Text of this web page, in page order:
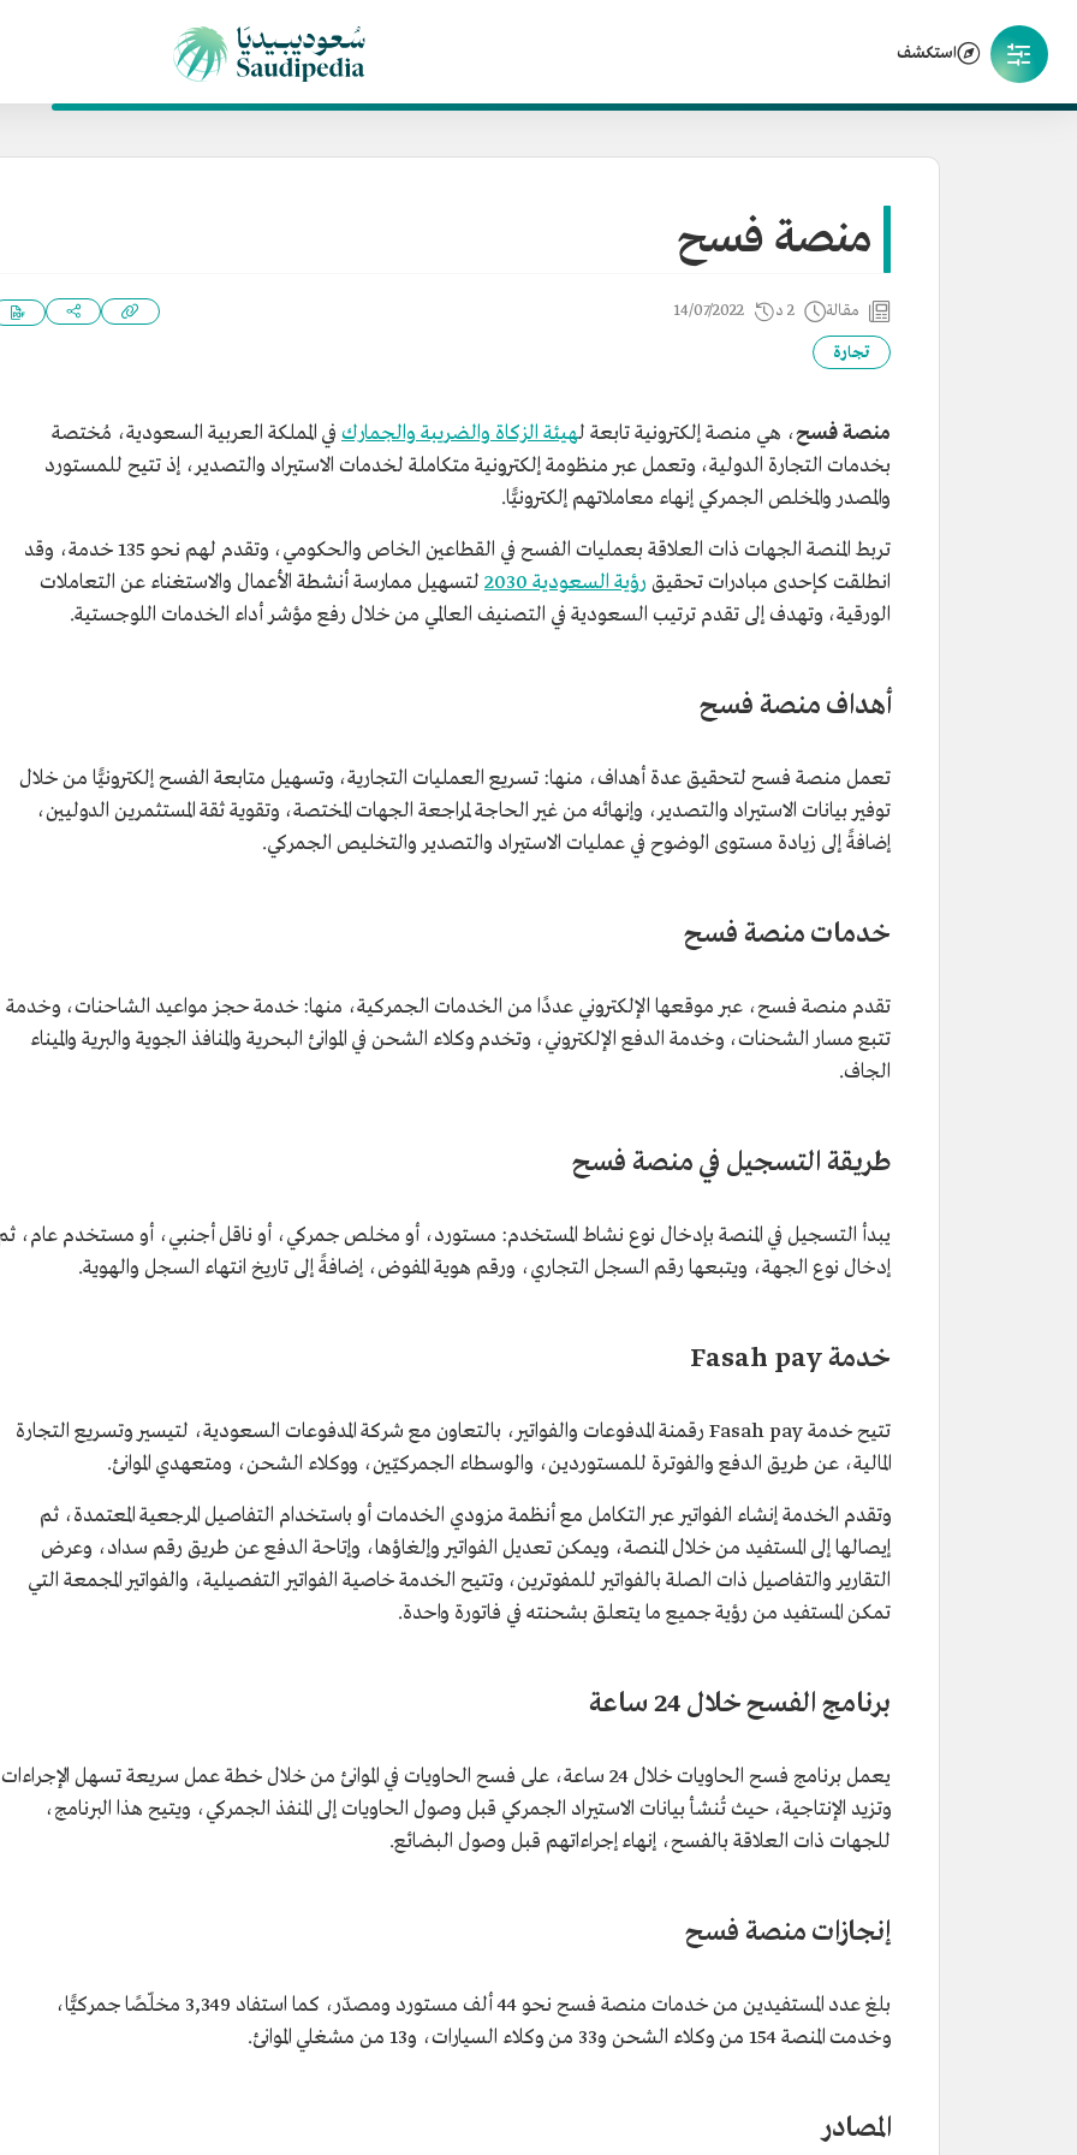
استكشف
منصة فسح
مقالة 2 د 14/07/2022
تجارة
منصة فسح، هي منصة إلكترونية تابعة لهيئة الزكاة والضريبة والجمارك في المملكة العربية السعودية، مُختصة
بخدمات التجارة الدولية، وتعمل عبر منظومة إلكترونية متكاملة لخدمات الاستيراد والتصدير، إذ تتيح للمستورد
والمصدر والمخلص الجمركي إنهاء معاملاتهم إلكترونيًّا.
تربط المنصة الجهات ذات العلاقة بعمليات الفسح في القطاعين الخاص والحكومي، وتقدم لهم نحو 135 خدمة، وقد
انطلقت كإحدى مبادرات تحقيق رؤية السعودية 2030
لتسهيل ممارسة أنشطة الأعمال والاستغناء عن التعاملات
الورقية، وتهدف إلى تقدم ترتيب السعودية في التصنيف العالمي من خلال رفع مؤشر أداء الخدمات اللوجستية.
أهداف منصة فسح
تعمل منصة فسح لتحقيق عدة أهداف، منها: تسريع العمليات التجارية، وتسهيل متابعة الفسح إلكترونيًّا من خلال
توفير بيانات الاستيراد والتصدير، وإنهائه من غير الحاجة لمراجعة الجهات المختصة، وتقوية ثقة المستثمرين الدوليين،
إضافةً إلى زيادة مستوى الوضوح في عمليات الاستيراد والتصدير والتخليص الجمركي.
خدمات منصة فسح
تقدم منصة فسح، عبر موقعها الإلكتروني عددًا من الخدمات الجمركية، منها: خدمة حجز مواعيد الشاحنات، وخدمة
تتبع مسار الشحنات، وخدمة الدفع الإلكتروني، وتخدم وكلاء الشحن في الموانئ البحرية والمنافذ الجوية والبرية والميناء
الجاف.
طريقة التسجيل في منصة فسح
يبدأ التسجيل في المنصة بإدخال نوع نشاط المستخدم: مستورد، أو مخلص جمركي، أو ناقل أجنبي، أو مستخدم عام،
إدخال نوع الجهة، ويتبعها رقم السجل التجاري، ورقم هوية المفوض، إضافةً إلى تاريخ انتهاء السجل والهوية.
خدمة Fasah pay
تتيح خدمة Fasah pay رقمنة المدفوعات والفواتير، بالتعاون مع شركة المدفوعات السعودية، لتيسير وتسريع التجارة
المالية، عن طريق الدفع والفوترة للمستوردين، والوسطاء الجمركيّين، ووكلاء الشحن، ومتعهدي الموانئ.
وتقدم الخدمة إنشاء الفواتير عبر التكامل مع أنظمة مزودي الخدمات أو باستخدام التفاصيل المرجعية المعتمدة، ثم
إيصالها إلى المستفيد من خلال المنصة، ويمكن تعديل الفواتير وإلغاؤها، وإتاحة الدفع عن طريق رقم سداد، وعرض
التقارير والتفاصيل ذات الصلة بالفواتير للمفوترين، وتتيح الخدمة خاصية الفواتير التفصيلية، والفواتير المجمعة التي
تمكن المستفيد من رؤية جميع ما يتعلق بشحنته في فاتورة واحدة.
برنامج الفسح خلال 24 ساعة
يعمل برنامج فسح الحاويات خلال 24 ساعة، على فسح الحاويات في الموانئ من خلال خطة عمل سريعة تسهل الإجراءات
وتزيد الإنتاجية، حيث تُنشأ بيانات الاستيراد الجمركي قبل وصول الحاويات إلى المنفذ الجمركي، ويتيح هذا البرنامج،
للجهات ذات العلاقة بالفسح، إنهاء إجراءاتهم قبل وصول البضائع.
إنجازات منصة فسح
بلغ عدد المستفيدين من خدمات منصة فسح نحو 44 ألف مستورد ومصدّر، كما استفاد 3,349 مخلّصًا جمركيًّا،
وخدمت المنصة 154 من وكلاء الشحن و33 من وكلاء السيارات، و13 من مشغلي الموانئ.
المصادر